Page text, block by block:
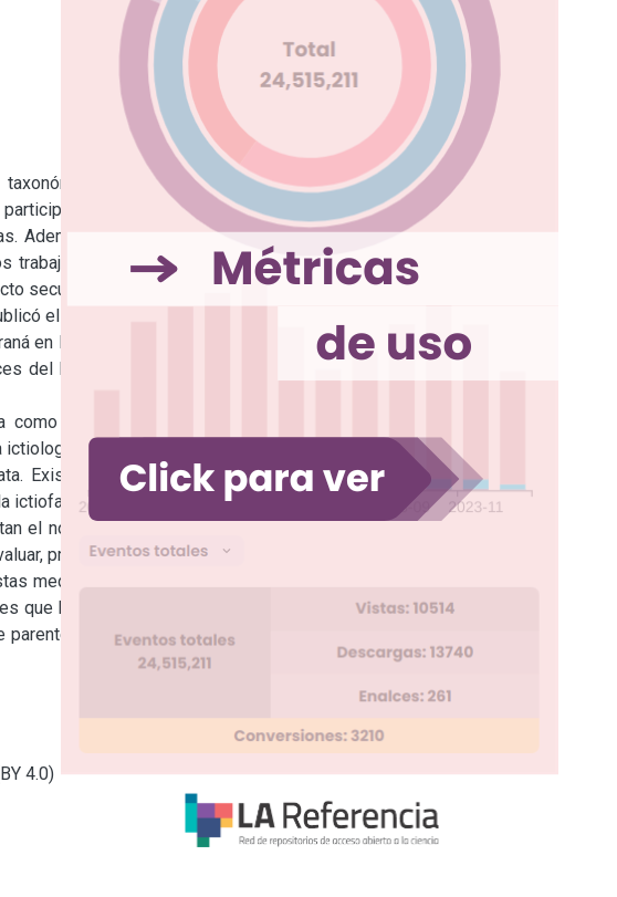
y
en
Ademas he
uno
secundario
el primer
en la zona
del Parque
vengo
que
Existe una
ictiofauna de
el norte de
proteger
medidas y
que habitan
e
4.0)